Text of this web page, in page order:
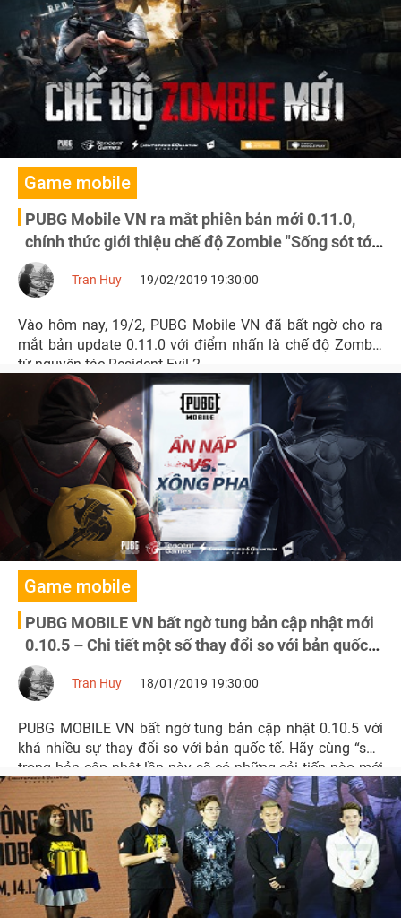
tham gia.
Game mobile
PUBG Mobile VN ra mắt phiên bản mới 0.11.0,
chính thức giới thiệu chế độ Zombie "Sống sót tới
bình minh"
Vào hôm nay, 19/2, PUBG Mobile VN đã bất ngờ cho ra
mắt bản update 0.11.0 với điểm nhấn là chế độ Zombie
từ nguyên tác Resident Evil 2.
Game mobile
PUBG MOBILE VN bất ngờ tung bản cập nhật mới
0.10.5 – Chi tiết một số thay đổi so với bản quốc
tế
PUBG MOBILE VN bất ngờ tung bản cập nhật 0.10.5 với
khá nhiều sự thay đổi so với bản quốc tế. Hãy cùng “soi”
trong bản cập nhật lần này sẽ có những cải tiến nào mới
nhé.